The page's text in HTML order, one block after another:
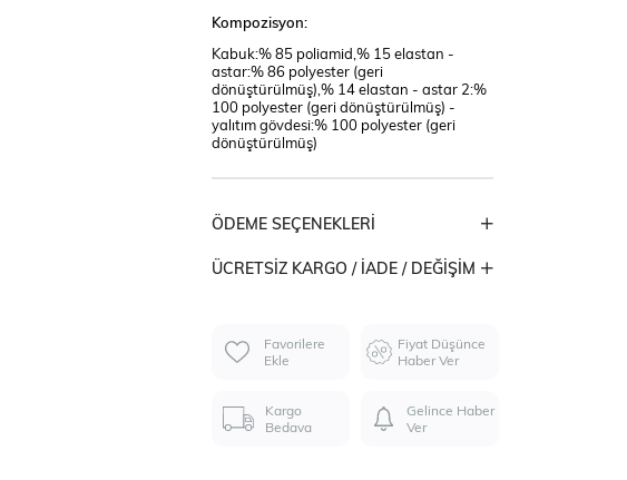
Kompozisyon:
Kabuk:% 85 poliamid,% 15 elastan -
astar:% 86 polyester (geri
dönüştürülmüş),% 14 elastan - astar 2:%
100 polyester (geri dönüştürülmüş) -
yalıtım gövdesi:% 100 polyester (geri
dönüştürülmüş)
ÖDEME SEÇENEKLERI
ÜCRETSIZ KARGO / İADE / DEĞIŞIM
Favorilere
Ekle
Fiyat Düşünce
Haber Ver
Kargo
Bedava
Gelince Haber
Ver